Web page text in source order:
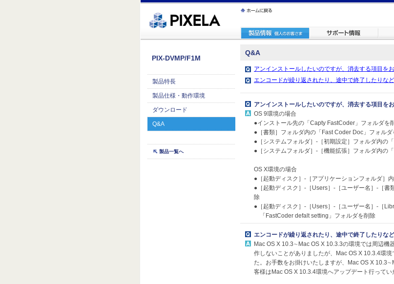
ｸ蜀�ｒ遘ｻ蜍輔☆繧九◆繧√�繝ｪ繝ｳ繧ｯ縺ｧ縺吶�
PIX-DVMP/F1M
製品特長
製品仕様・動作環境
ダウンロード
Q&A
製品一覧へ
Q&A
アンインストールしたいのですが、消去する項目を
エンコードが繰り返されたり、途中で終了したりな
アンインストールしたいのですが、消去する項目を
OS 9環境の場合
●インストール先の「Capty FastCoder」フォルダを
●［書類］フォルダ内の「Fast Coder Doc」フォルダ
●［システムフォルダ］-［初期設定］フォルダ内の
●［システムフォルダ］-［機能拡張］フォルダ内の
OS X環境の場合
●［起動ディスク］-［アプリケーションフォルダ］
●［起動ディスク］-［Users］-［ユーザー名］-［書
除
●［起動ディスク］-［Users］-［ユーザー名］-［
「FastCoder defalt setting」フォルダを削除
エンコードが繰り返されたり、途中で終了したりな
Mac OS X 10.3∼Mac OS X 10.3.3の環境では周辺機
作しないことがありましたが、Mac OS X 10.3.4環
た。お手数をお掛けいたしますが、Mac OS X
客様はMac OS X 10.3.4環境へアップデート行ってい